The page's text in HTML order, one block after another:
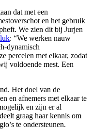
dat met een
en het gebruik
We zien dit bij Jurjen
: “We werken nauw
dynamisch
percelen met elkaar, zodat
voldoende mest. Een
Het doel van de
en afnemers met elkaar te
en zijn er al
graag haar kennis om
te ondersteunen.